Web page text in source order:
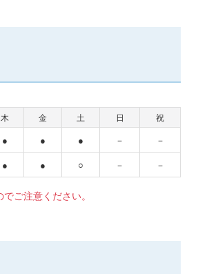
木 金 土 日 祝
● ● ● －
－
● ● ○ － －
ご注意ください。